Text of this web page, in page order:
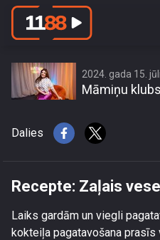
2024. gada 15.
Māmiņu klubs
Dalies
Recepte: Zaļais
Laiks gardām un viegli
kokteiļa pagatavošana